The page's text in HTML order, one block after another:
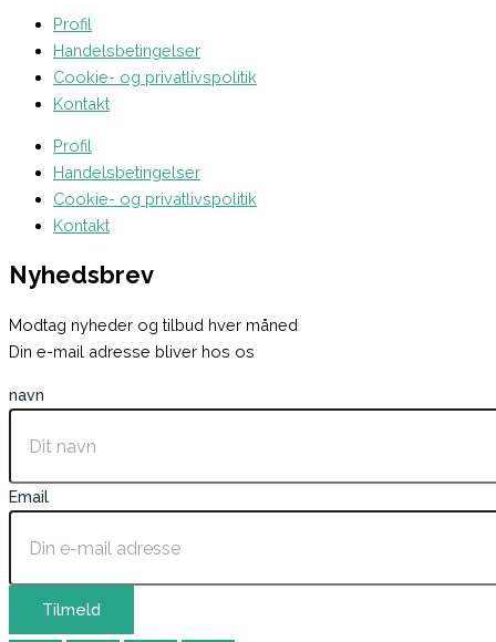
Profil
Handelsbetingelser
Cookie- og privatlivspolitik
Kontakt
Profil
Handelsbetingelser
Cookie- og privatlivspolitik
Kontakt
Nyhedsbrev
Modtag nyheder og tilbud hver måned
Din e-mail adresse bliver hos os
navn
Email
Tilmeld